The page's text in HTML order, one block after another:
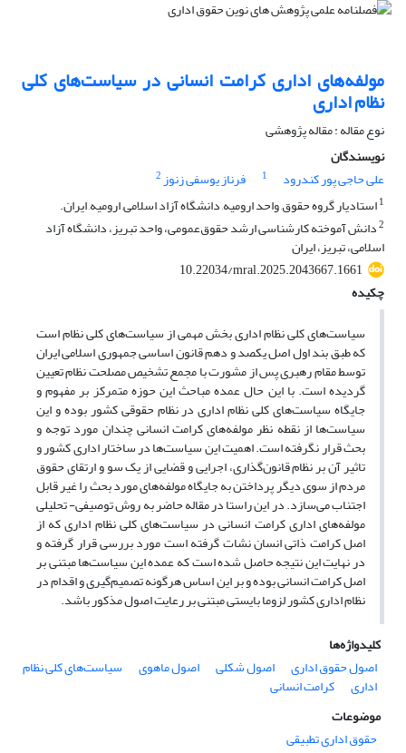
مولفه‌های اداری کرامت انسانی در سیاست‌های کلی
نظام اداری
نوع مقاله : مقاله پژوهشی
نویسندگان
علی حاجی پور کندرود
1 فرناز یوسفی زنوز2
1استادیار گروه حقوق, واحد ارومیه, دانشگاه آزاد اسلامی, ارومیه, ایران.
2دانش‌ آموخته کارشناسی ارشد حقوق‌عمومی، واحد تبریز، دانشگاه آزاد
اسلامی، تبریز، ایران
10.22034/mral.2025.2043667.1661
چکیده
سیاست‌های کلی نظام اداری بخش مهمی از سیاست‌های کلی نظام است
که طبق بند اول اصل یکصد و دهم قانون اساسی جمهوری اسلامی ایران
توسط مقام رهبری پس از مشورت با مجمع تشخیص مصلحت نظام تعیین
گردیده است. با این حال عمده مباحث این حوزه متمرکز بر مفهوم و
جایگاه سیاست‌های کلی نظام اداری در نظام حقوقی کشور بوده و این
سیاست‌ها از نقطه نظر مولفه‌های کرامت انسانی چندان مورد توجه و
بحث قرار نگرفته است. اهمیت این سیاست‌ها در ساختار اداری کشور و
تاثیر آن بر نظام قانون‌گذاری، اجرایی و قضایی از یک سو و ارتقای حقوق
مردم از سوی دیگر پرداختن به جایگاه مولفه‌های مورد بحث را غیر قابل
اجتناب می‌سازد. در این راستا در مقاله حاضر به روش توصیفی- تحلیلی
مولفه‌های اداری کرامت انسانی در سیاست‌های کلی نظام اداری که از
اصل کرامت ذاتی انسان نشات گرفته است مورد بررسی قرار گرفته و
در نهایت این نتیجه حاصل شده است که عمده این سیاست‌ها مبتنی بر
اصل کرامت انسانی بوده و بر این اساس هرگونه تصمیم‌گیری و اقدام در
نظام اداری کشور لزوما بایستی مبتنی بر رعایت اصول مذکور باشد.
کلیدواژه‌ها
اصول حقوق اداری
اصول شکلی اصول ماهوی سیاست‌های کلی نظام
اداری
کرامت انسانی
موضوعات
حقوق اداری تطبیقی